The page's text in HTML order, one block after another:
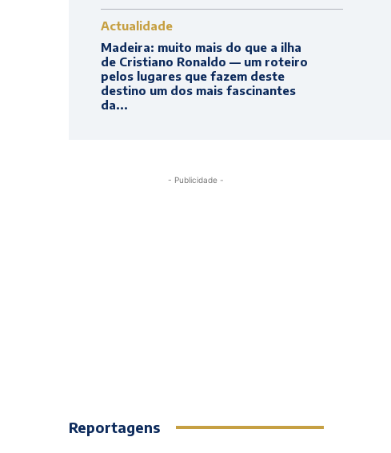
Actualidade
Madeira: muito mais do que a ilha
de Cristiano Ronaldo — um roteiro
pelos lugares que fazem deste
destino um dos mais fascinantes
da...
- Publicidade -
Reportagens